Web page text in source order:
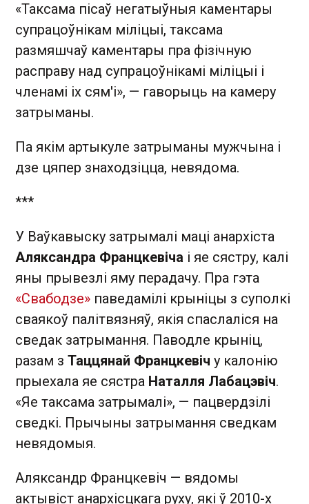
«Таксама пісаў негатыўныя каментары
супрацоўнікам міліцыі, таксама
размяшчаў каментары пра фізічную
расправу над супрацоўнікамі міліцыі і
членамі іх сям'і», — гаворыць на камеру
затрыманы.
Па якім артыкуле затрыманы мужчына і
дзе цяпер знаходзіцца, невядома.
***
У Ваўкавыску затрымалі маці анархіста
Аляксандра Францкевіча і яе сястру, калі
яны прывезлі яму перадачу. Пра гэта
«Свабодзе» паведамілі крыніцы з суполкі
сваякоў палітвязняў, якія спаслаліся на
сведак затрымання. Паводле крыніц,
разам з Таццянай Францкевіч у калонію
прыехала яе сястра Наталля Лабацэвіч.
«Яе таксама затрымалі», — пацвердзілі
сведкі. Прычыны затрымання сведкам
невядомыя.
Аляксандр Францкевіч — вядомы
актывіст анархісцкага руху, які ў 2010-х